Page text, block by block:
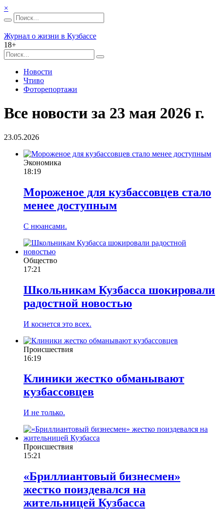
×
Журнал о жизни в Кузбассе
18+
Новости
Чтиво
Фоторепортажи
Все новости за 23 мая 2026 г.
23.05.2026
Экономика
18:19
Мороженое для кузбассовцев стало
менее доступным
С нюансами.
Общество
17:21
Школьникам Кузбасса шокировали
радостной новостью
И коснется это всех.
Происшествия
16:19
Клиники жестко обманывают
кузбассовцев
И не только.
Происшествия
15:21
«Бриллиантовый бизнесмен»
жестко поиздевался на
жительницей Кузбасса